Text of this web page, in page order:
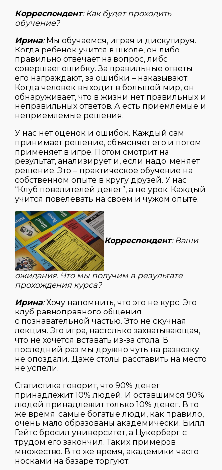
Корреспондент: Как будет проходить
обучение?
Ирина:Мы обучаемся, играя и дискутируя.
Когда ребенок учится в школе, он либо
правильно отвечает на вопрос, либо
совершает ошибку. За правильные ответы
его награждают, за ошибки – наказывают.
Когда человек выходит в большой мир, он
обнаруживает, что в жизни нет правильных и
неправильных ответов. А есть приемлемые и
неприемлемые решения.
У нас нет оценок и ошибок. Каждый сам
принимает решение, объясняет его и потом
применяет в игре. Потом смотрит на
результат, анализирует и, если надо, меняет
решение. Это – практическое обучение на
собственном опыте в кругу друзей. У нас
“Клуб повелителей денег”, а не урок. Каждый
учится повелевать на своем и чужом опыте.
Корреспондент: Ваши
ожидания. Что мы получим в результате
прохождения курса?
Ирина:Хочу напомнить, что это не курс. Это
клуб равноправного общения
с познавательной частью. Это не скучная
лекция. Это игра, настолько захватывающая,
что не хочется вставать из-за стола. В
последний раз мы дружно чуть на развозку
не опоздали. Даже столы расставить на место
не успели.
Статистика говорит, что 90% денег
принадлежит 10% людей. И оставшимся 90%
людей принадлежит только 10% денег. В то
же время, самые богатые люди, как правило,
очень мало образованы академически. Билл
Гейтс бросил университет, а Цукерберг с
трудом его закончил. Таких примеров
множество. В то же время, академики часто
носками на базаре торгуют.